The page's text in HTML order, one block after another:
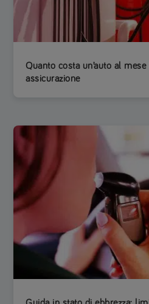
Quanto costa un’auto al
assicurazione